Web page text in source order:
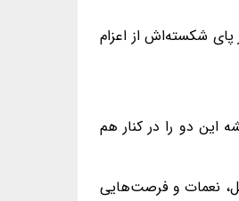
پای شکسته‌اش از اعزام
دو را در کنار هم
نعمات و فرصت‌هایی